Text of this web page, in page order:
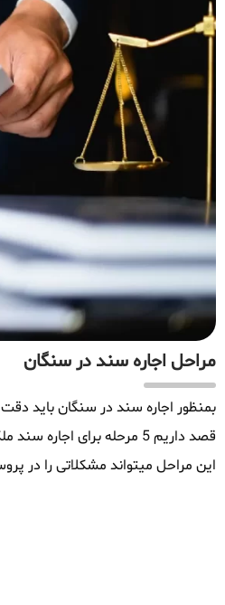
مراحل اجاره سند در سنگان
بمنظور اجاره سند در سنگان باید دقت
قصد داریم 5 مرحله برای
این مراحل میتواند مشکلاتی را در